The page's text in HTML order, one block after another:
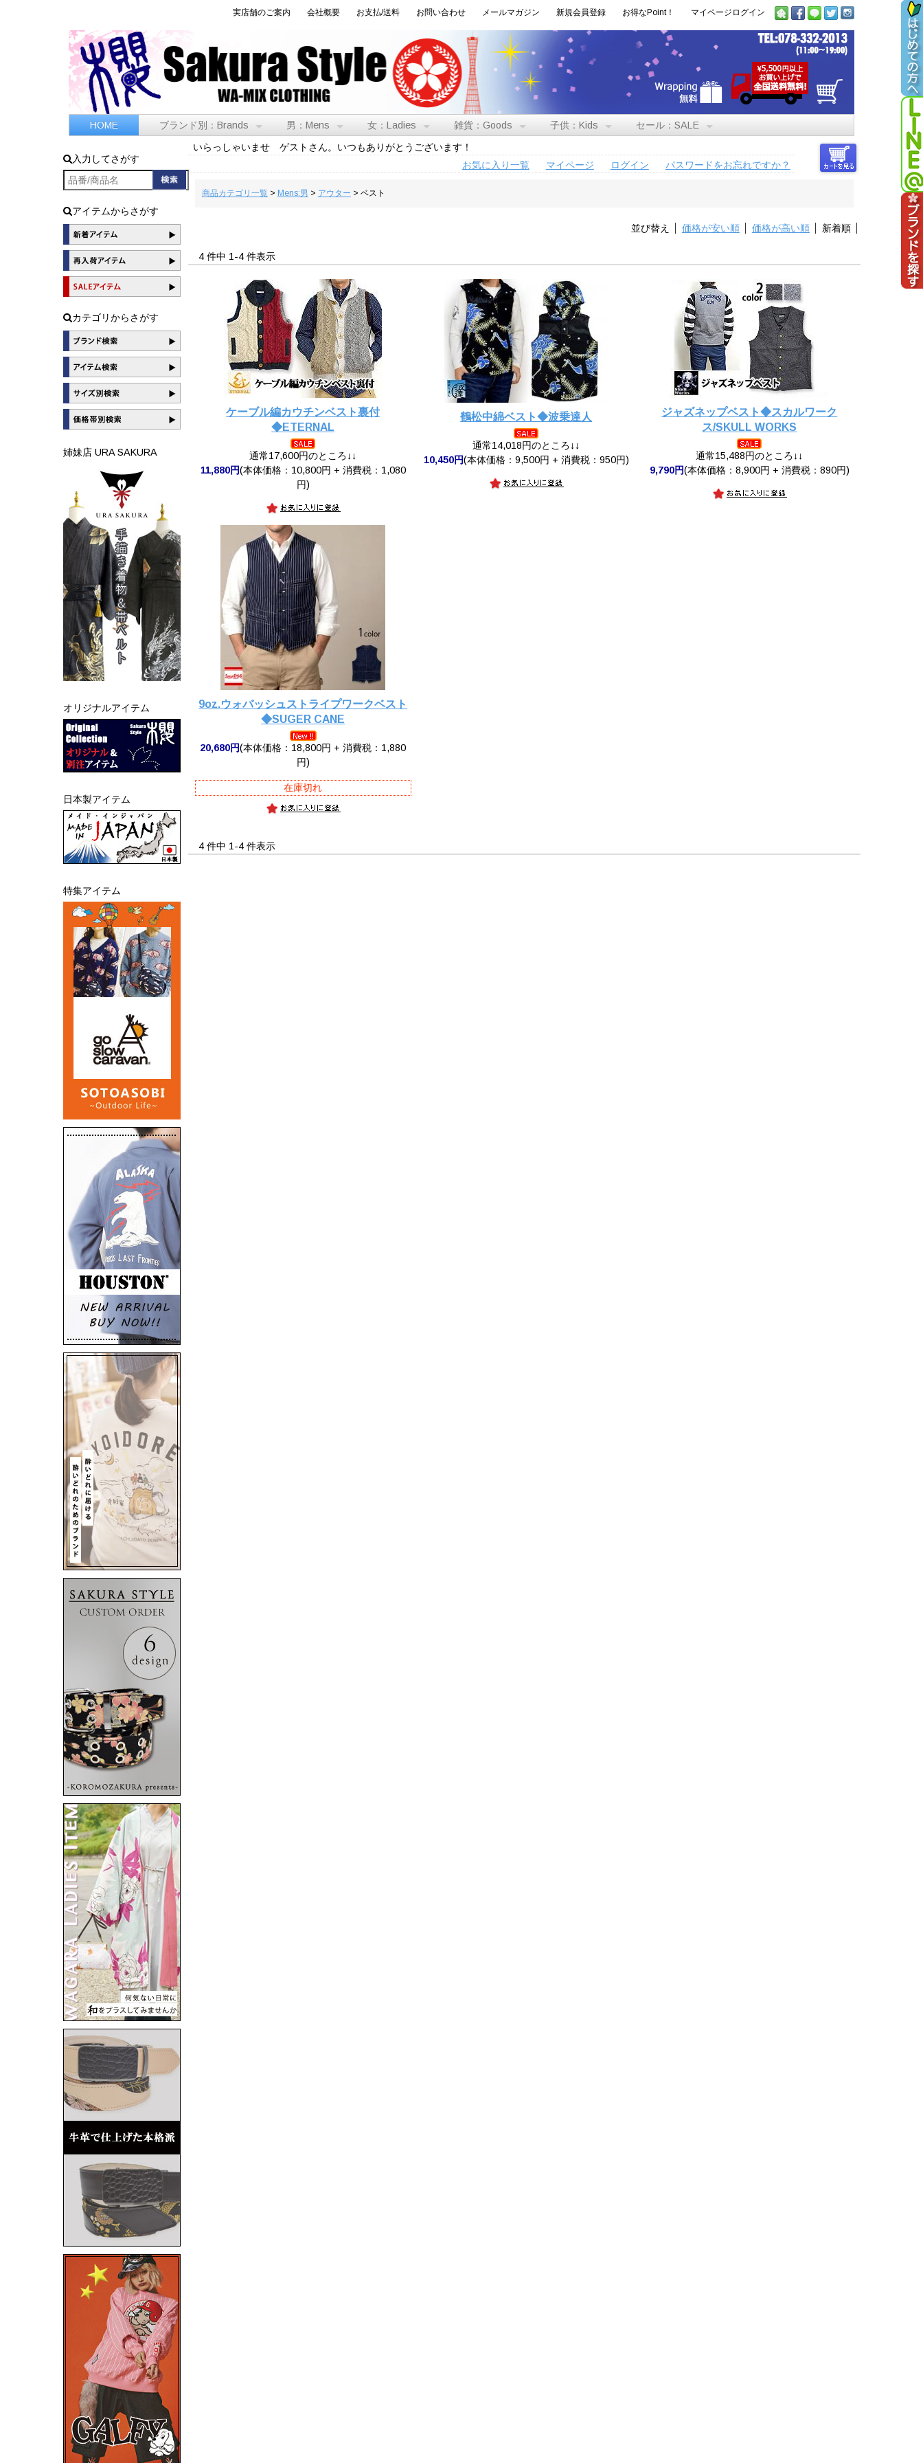
実店舗のご案内 会社概要 お支払/送料 お問い合わせ メールマガジン 新規会員登録 お得なPoint！ マイページログイン
HOME ブランド別：Brands 男：Mens 女：Ladies 雑貨：Goods 子供：Kids セール：SALE
入力してさがす
アイテムからさがす
カテゴリからさがす
姉妹店 URA SAKURA
オリジナルアイテム
日本製アイテム
特集アイテム
いらっしゃいませ ゲストさん。いつもありがとうございます！
お気に入り一覧
マイページ ログイン パスワードをお忘れですか？
商品カテゴリ一覧> Mens:男 > アウター > ベスト
並び替え 価格が安い順 価格が高い順 新着順
4 件中 1-4 件表示
ケーブル編カウチンベスト裏付
◆ETERNAL
通常17,600円のところ↓↓
11,880円(本体価格：10,800円 + 消費税：1,080
円)
鶴松中綿ベスト◆波乗達人
通常14,018円のところ↓↓
10,450円(本体価格：9,500円 + 消費税：950円)
ジャズネップベスト◆スカルワーク
ス/SKULL WORKS
通常15,488円のところ↓↓
9,790円(本体価格：8,900円 + 消費税：890円)
9oz.ウォバッシュストライプワークベスト
◆SUGER CANE
20,680円(本体価格：18,800円 + 消費税：1,880
円)
在庫切れ
4 件中 1-4 件表示